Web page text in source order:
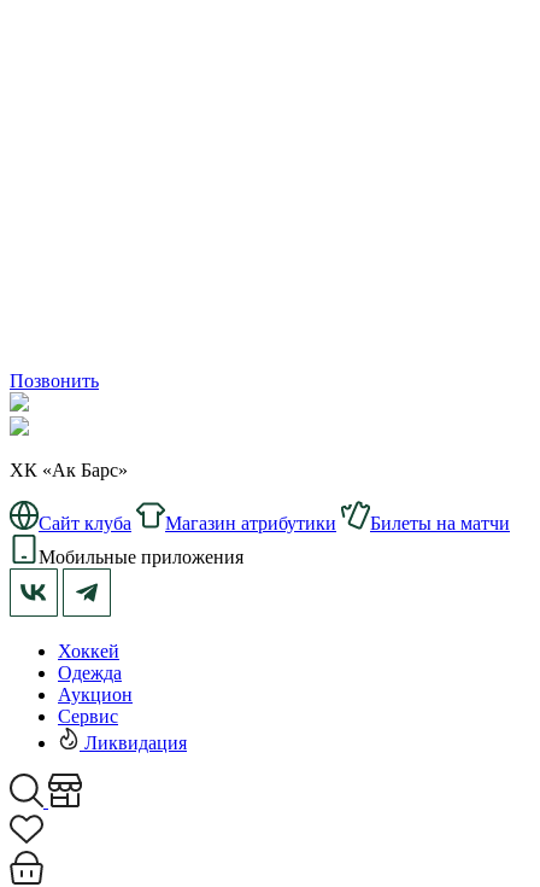
Позвонить
ХК «Ак Барс»
Сайт клуба Магазин атрибутики
Билеты на матчи
Мобильные приложения
Хоккей
Одежда
Аукцион
Сервис
Ликвидация